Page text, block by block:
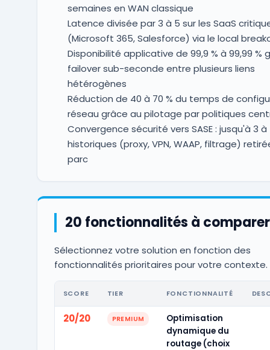
semaines en WAN classique
Latence divisée par 3 à 5 sur les SaaS
(Microsoft 365, Salesforce) via le local
Disponibilité applicative de 99,9 % à 99,99 %
failover sub-seconde entre plusieurs liens
hétérogènes
Réduction de 40 à 70 % du temps de
réseau grâce au pilotage par politiques
Convergence sécurité vers SASE : jusqu'à 3
historiques (proxy, VPN, WAAP, filtrage)
parc
20 fonctionnalités à comparer
Sélectionnez votre solution en fonction des
fonctionnalités prioritaires pour votre contexte.
SCORE TIER FONCTIONNALITÉ
20/20 PREMIUM
Optimisation
dynamique du
routage (choix